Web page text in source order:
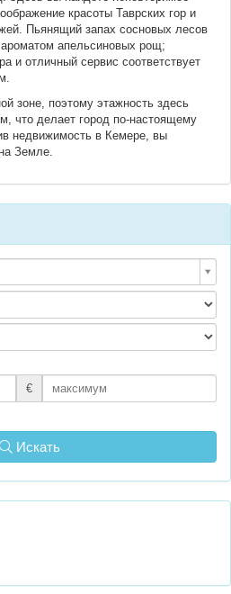
красоты Таврских гор и
Пьянящий запах сосновых лесов
апельсиновых рощ;
и отличный сервис соответствует
зоне, поэтому этажность здесь
что делает город по-настоящему
недвижимость в Кемере, вы
Земле.
€
Искать